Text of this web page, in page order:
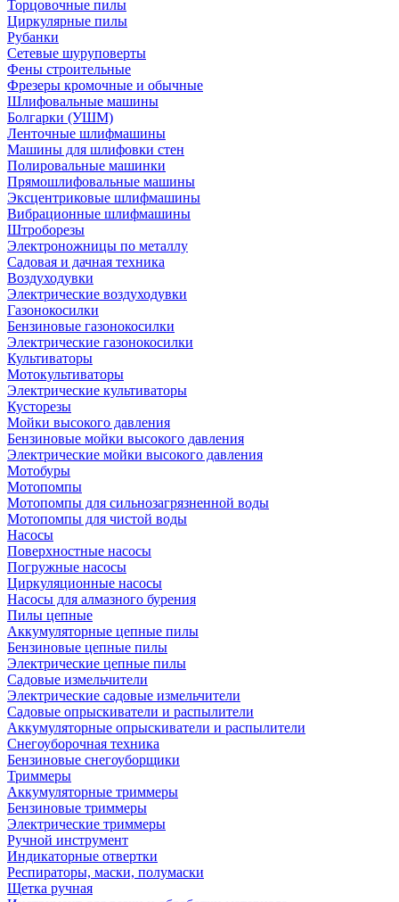
Торцовочные пилы
Циркулярные пилы
Рубанки
Сетевые шуруповерты
Фены строительные
Фрезеры кромочные и обычные
Шлифовальные машины
Болгарки (УШМ)
Ленточные шлифмашины
Машины для шлифовки стен
Полировальные машинки
Прямошлифовальные машины
Эксцентриковые шлифмашины
Вибрационные шлифмашины
Штроборезы
Электроножницы по металлу
Садовая и дачная техника
Воздуходувки
Электрические воздуходувки
Газонокосилки
Бензиновые газонокосилки
Электрические газонокосилки
Культиваторы
Мотокультиваторы
Электрические культиваторы
Кусторезы
Мойки высокого давления
Бензиновые мойки высокого давления
Электрические мойки высокого давления
Мотобуры
Мотопомпы
Мотопомпы для сильнозагрязненной воды
Мотопомпы для чистой воды
Насосы
Поверхностные насосы
Погружные насосы
Циркуляционные насосы
Насосы для алмазного бурения
Пилы цепные
Аккумуляторные цепные пилы
Бензиновые цепные пилы
Электрические цепные пилы
Садовые измельчители
Электрические садовые измельчители
Садовые опрыскиватели и распылители
Аккумуляторные опрыскиватели и распылители
Снегоуборочная техника
Бензиновые снегоуборщики
Триммеры
Аккумуляторные триммеры
Бензиновые триммеры
Электрические триммеры
Ручной инструмент
Индикаторные отвертки
Респираторы, маски, полумаски
Щетка ручная